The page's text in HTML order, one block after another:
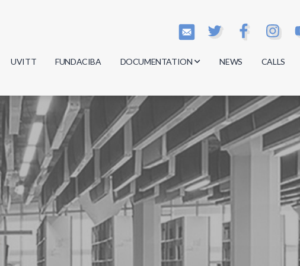
UVITT FUNDACIBA DOCUMENTATION
Minutes
Regulations
Documents
NEWS CALLS